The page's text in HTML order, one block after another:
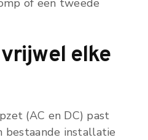
of een tweede
elke
(AC en DC) past
bestaande installatie